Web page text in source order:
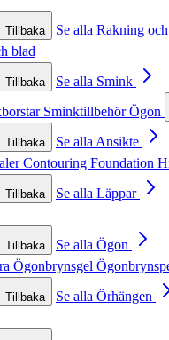
Tillbaka
Se alla Rakning
blad
Tillbaka
Se alla Smink
SminktillbehörÖgon
Tillbaka
Se alla Ansikte
Contouring Foundation
Tillbaka
Se alla Läppar
Tillbaka
Se alla Ögon
Ögonbrynsgel
Tillbaka
Se alla Örhängen